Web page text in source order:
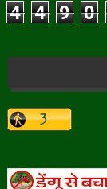
4 4 9 0